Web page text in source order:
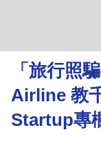
理
財
商
業
「旅行照
Airline 教
Startup專